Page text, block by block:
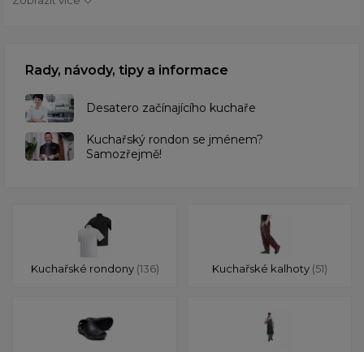
Rady, návody, tipy a informace
Desatero začínajícího kuchaře
Kuchařský rondon se jménem?
Samozřejmě!
Kuchařské rondony (136) Kuchařské kalhoty (51)